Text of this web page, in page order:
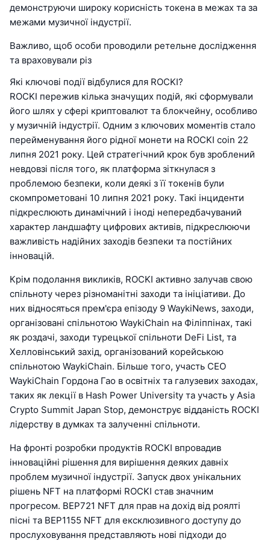
демонструючи широку корисність токена в межах та за
межами музичної індустрії.
Важливо, щоб особи проводили ретельне дослідження
та враховували різ
Які ключові події відбулися для ROCKI?
ROCKI пережив кілька значущих подій, які сформували
його шлях у сфері криптовалют та блокчейну, особливо
у музичній індустрії. Одним з ключових моментів стало
перейменування його рідної монети на ROCKI coin 22
липня 2021 року. Цей стратегічний крок був зроблений
невдовзі після того, як платформа зіткнулася з
проблемою безпеки, коли деякі з її токенів були
скомпрометовані 10 липня 2021 року. Такі інциденти
підкреслюють динамічний і іноді непередбачуваний
характер ландшафту цифрових активів, підкреслюючи
важливість надійних заходів безпеки та постійних
інновацій.
Крім подолання викликів, ROCKI активно залучав свою
спільноту через різноманітні заходи та ініціативи. До
них відносяться прем'єра епізоду 9 WaykiNews, заходи,
організовані спільнотою WaykiChain на Філіппінах, такі
як роздачі, заходи турецької спільноти DeFi List, та
Хелловінський захід, організований корейською
спільнотою WaykiChain. Більше того, участь CEO
WaykiChain Гордона Гао в освітніх та галузевих заходах,
таких як лекції в Hash Power University та участь у Asia
Crypto Summit Japan Stop, демонструє відданість ROCKI
лідерству в думках та залученні спільноти.
На фронті розробки продуктів ROCKI впровадив
інноваційні рішення для вирішення деяких давніх
проблем музичної індустрії. Запуск двох унікальних
рішень NFT на платформі ROCKI став значним
прогресом. BEP721 NFT для прав на дохід від роялті
пісні та BEP1155 NFT для ексклюзивного доступу до
прослуховування представляють нові підходи до